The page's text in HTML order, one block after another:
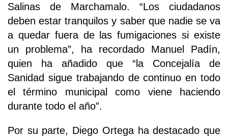
Salinas de Marchamalo. “Los ciudadanos
deben estar tranquilos y saber que nadie se va
a quedar fuera de las fumigaciones si existe
un problema”, ha recordado Manuel Padín,
quien ha añadido que “la Concejalía de
Sanidad sigue trabajando de continuo en todo
el término municipal como viene haciendo
durante todo el año”.
Por su parte, Diego Ortega ha destacado que